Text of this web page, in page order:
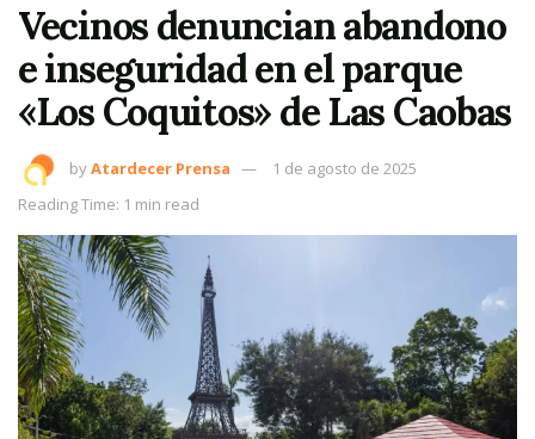
Vecinos denuncian abandono
e inseguridad en el parque
«Los Coquitos» de Las Caobas
byAtardecer Prensa
1 de agosto de 2025
Reading Time: 1 min read